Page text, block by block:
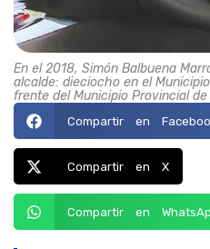
En el 2018, Simón Balbuena
alcalde: dieciocho en el
frente del Municipio Provincial de
Compartir en
Compartir en X
Compartir en